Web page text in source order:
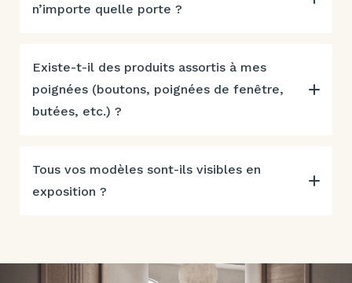
n’importe quelle porte ?
Existe-t-il des produits assortis à mes
poignées (boutons, poignées de fenêtre,
butées, etc.) ?
Tous vos modèles sont-ils visibles en
exposition ?